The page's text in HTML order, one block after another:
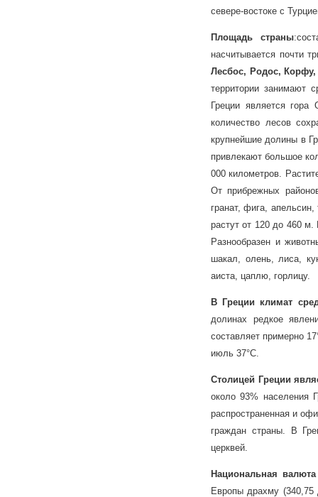
севере-востоке с
Площадь страны
насчитывается почти
Лесбос, Родос,
территории занимают
Греции является
количество лесов
крупнейшие долины в
привлекают большое
000 километров.
От прибрежных
гранат, фига,
растут от 120 до 460
Разнообразен и
шакал, олень, лиса,
аиста, цаплю, горлицу.
В Греции климат
долинах редкое
составляет примерно
июль 37°С.
Столицей Греции
около 93% населения
распространенная и
граждан страны. В
церквей.
Национальная
Европы драхму